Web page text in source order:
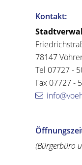
Kontakt:
78147
Tel 07727 -
Fax 07727 -
(Bürgerbüro